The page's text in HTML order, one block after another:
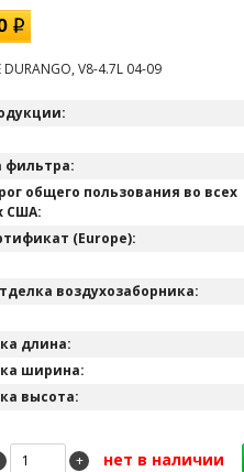
DURANGO, V8-4.7L 04-09
фильтра:
общего пользования во всех
США:
(Europe):
воздухозаборника:
длина:
ширина:
высота:
+ нет в наличии